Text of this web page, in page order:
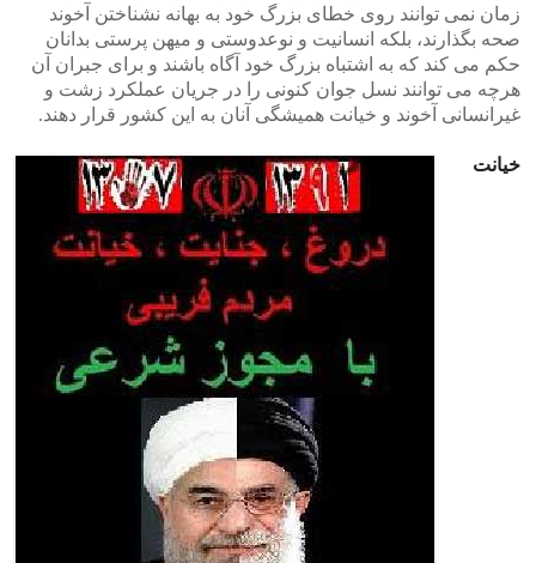
زمان نمی توانند روی خطای بزرگ خود به بهانه نشناختن آخوند
صحه بگذارند، بلکه انسانیت و نوعدوستی و میهن پرستی بدانان
حکم می کند که به اشتباه بزرگ خود آگاه باشند و برای جبران آن
هرچه می توانند نسل جوان کنونی را در جریان عملکرد زشت و
غیرانسانی آخوند و خیانت همیشگی آنان به این کشور قرار دهند.
خیانت